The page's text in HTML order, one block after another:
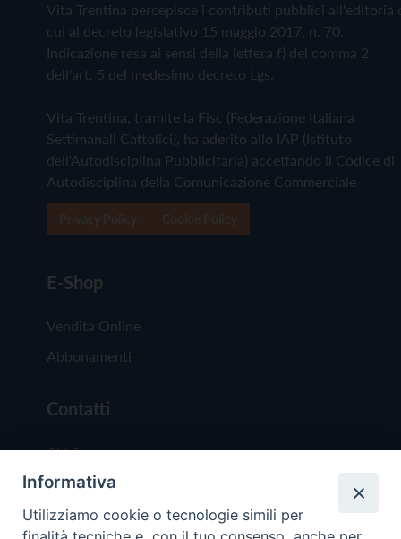
Vita Trentina percepisce i contributi pubblici all'editoria
cui al decreto legislativo 15 maggio 2017, n. 70.
Indicazione resa ai sensi della lettera f) del comma 2
dell'art. 5 del medesimo decreto Lgs.
Vita Trentina, tramite la Fisc (Federazione Italiana
Settimanali Cattolici), ha aderito allo IAP (Istituto
dell'Autodisciplina Pubblicitaria) accettando il Codice di
Autodisciplina della Comunicazione Commerciale
E-Shop
Vendita Online
Abbonamenti
Contatti
Chi Siamo
Redazione
Scrivici
Informativa
Utilizziamo cookie o tecnologie simili per